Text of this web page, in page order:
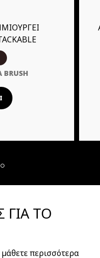
BRUSH
ΓΙΑ ΤΟ
περισσότερα